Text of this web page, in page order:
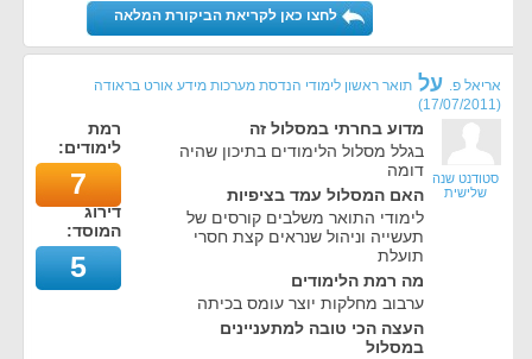
לחצו כאן לקריאת הביקורת המלאה
אריאל פ. על תואר ראשון לימודי הנדסת מערכות מידע אורט בראודה
(
17/07/2011
)
סטודנט שנה
שלישית
מדוע בחרתי במסלול זה
בגלל מסלול הלימודים בתיכון שהיה
דומה
האם המסלול עמד בציפיות
לימודי התואר משלבים קורסים של
תעשייה וניהול שנראים קצת חסרי
תועלת
מה רמת הלימודים
ערבוב מחלקות יוצר עומס בכיתה
העצה הכי טובה למתעניינים
במסלול
רמת
לימודים:
7
דירוג
המוסד:
5